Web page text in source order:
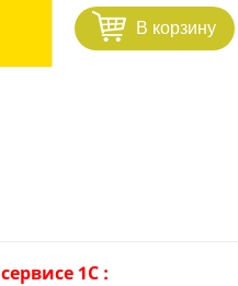
В корзину
1С :